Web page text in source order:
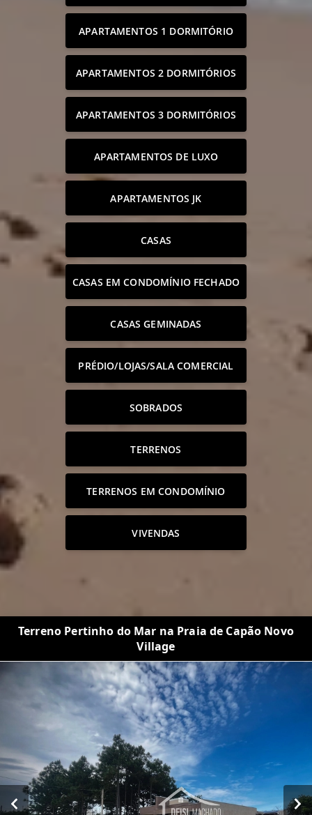
APARTAMENTOS 1 DORMITÓRIO
APARTAMENTOS 2 DORMITÓRIOS
APARTAMENTOS 3 DORMITÓRIOS
APARTAMENTOS DE LUXO
APARTAMENTOS JK
CASAS
CASAS EM CONDOMÍNIO FECHADO
CASAS GEMINADAS
PRÉDIO/LOJAS/SALA COMERCIAL
SOBRADOS
TERRENOS
TERRENOS EM CONDOMÍNIO
VIVENDAS
Terreno Pertinho do Mar na Praia de Capão Novo
Village